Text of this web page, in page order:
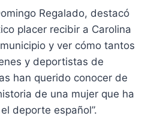
Regalado, destacó
placer recibir a Carolina
y ver cómo tantos
y deportistas de
han querido conocer de
de una mujer que ha
deporte español”.